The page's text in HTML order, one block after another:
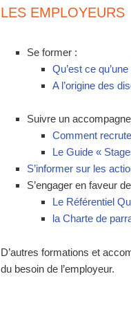
LES EMPLOYEURS
Se former :
Qu’est ce
A l’origine des
Suivre un
Comment
Le Guide «
S’informer sur les
S’engager en faveur
Le Référentiel
la Charte de
D’autres formations et
du besoin de l’employeur.